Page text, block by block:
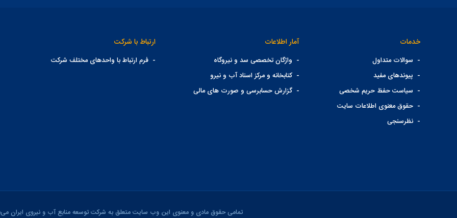
خدمات
- سوالات متداول
- پیوندهای مفید
- سیاست حفظ حریم شخصی
- حقوق معنوی اطلاعات سایت
- نظرسنجی
آمار اطلاعات
- واژگان تخصصی سد و نیروگاه
- کتابخانه و مرکز اسناد آب و نیرو
- گزارش حسابرسی و صورت های مالی
ارتباط با شرکت
- فرم ارتباط با واحدهای مختلف شرکت
تمامی حقوق مادی و معنوی این وب سایت متعلق به شرکت توسعه منابع آب و نیروی ایران